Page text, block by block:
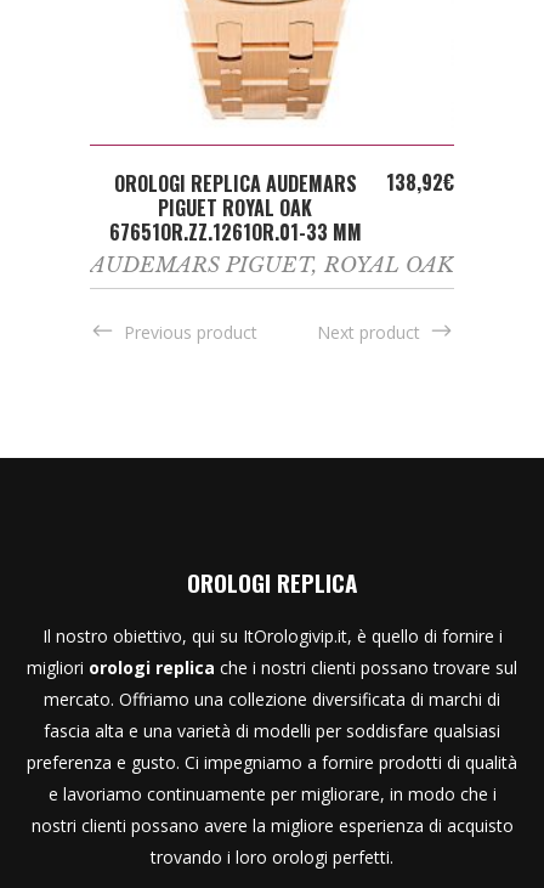
ADD TO CART
OROLOGI REPLICA AUDEMARS
PIGUET ROYAL OAK
67651OR.ZZ.1261OR.01-33 MM
138,92€
AUDEMARS PIGUET, ROYAL OAK
Previous product Next product
OROLOGI REPLICA
Il nostro obiettivo, qui su ItOrologivip.it, è quello di fornire i
migliori orologi replica che i nostri clienti possano trovare sul
mercato. Offriamo una collezione diversificata di marchi di
fascia alta e una varietà di modelli per soddisfare qualsiasi
preferenza e gusto. Ci impegniamo a fornire prodotti di qualità
e lavoriamo continuamente per migliorare, in modo che i
nostri clienti possano avere la migliore esperienza di acquisto
trovando i loro orologi perfetti.